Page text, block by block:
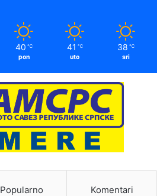
40 ℃
pon
41 ℃
uto
38 ℃
sri
Popularno Komentari